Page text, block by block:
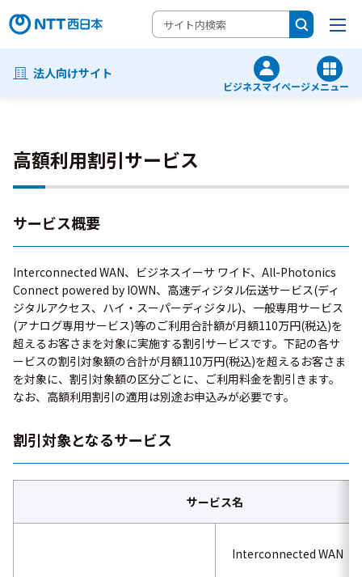
法人向けサイト
ビジネスマイページメニュー
高額利用割引サービス
サービス概要
Interconnected WAN、ビジネスイーサ ワイド、All-Photonics
Connect powered by IOWN、高速ディジタル伝送サービス(ディ
ジタルアクセス、ハイ・スーパーディジタル)、一般専用サービス
(アナログ専用サービス)等のご利用合計額が月額110万円(税込)を
超えるお客さまを対象に実施する割引サービスです。下記の各サ
ービスの割引対象額の合計が月額110万円(税込)を超えるお客さま
を対象に、割引対象額の区分ごとに、ご利用料金を割引きます。
なお、高額利用割引の適用は別途お申込みが必要です。
割引対象となるサービス
サービス名
Interconnected WAN